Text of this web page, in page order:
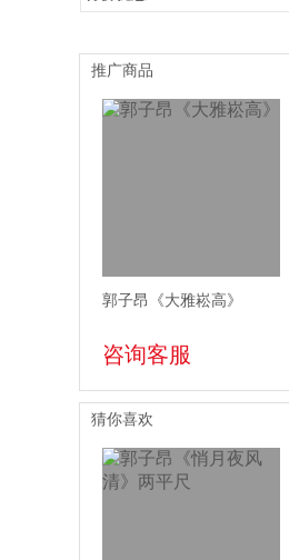
推广商品
郭子昂《大雅崧高》
咨询客服
猜你喜欢